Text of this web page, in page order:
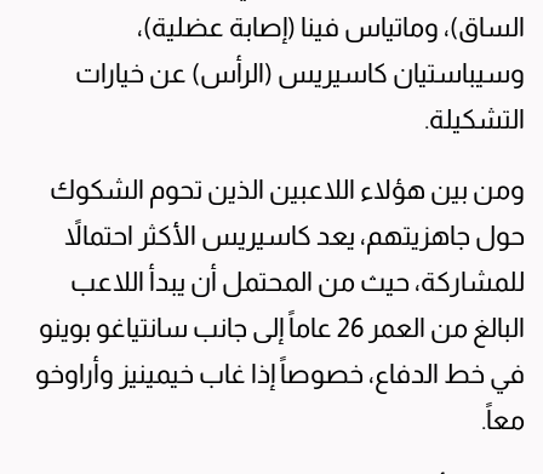
الساق)، وماتياس فينا (إصابة عضلية)،
وسيباستيان كاسيريس (الرأس) عن خيارات
التشكيلة.
ومن بين هؤلاء اللاعبين الذين تحوم الشكوك
حول جاهزيتهم، يعد كاسيريس الأكثر احتمالاً
للمشاركة، حيث من المحتمل أن يبدأ اللاعب
البالغ من العمر 26 عاماً إلى جانب سانتياغو بوينو
في خط الدفاع، خصوصاً إذا غاب خيمينيز وأراوخو
معاً.